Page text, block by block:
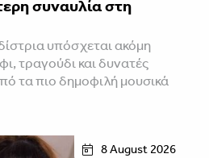
συναυλία στη
υπόσχεται ακόμη
τραγούδι και δυνατές
τα πιο δημοφιλή μουσικά
8 August 2026